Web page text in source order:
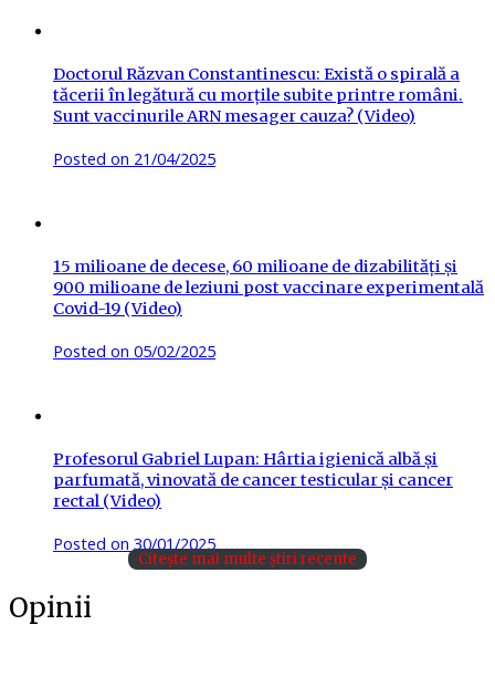
Doctorul Răzvan Constantinescu: Există o spirală a
tăcerii în legătură cu morțile subite printre români.
Sunt vaccinurile ARN mesager cauza? (Video)
Posted on 21/04/2025
15 milioane de decese, 60 milioane de dizabilități și
900 milioane de leziuni post vaccinare experimentală
Covid-19 (Video)
Posted on 05/02/2025
Profesorul Gabriel Lupan: Hârtia igienică albă și
parfumată, vinovată de cancer testicular și cancer
rectal (Video)
Posted on30/01/2025
Citește mai multe știri recente
Opinii